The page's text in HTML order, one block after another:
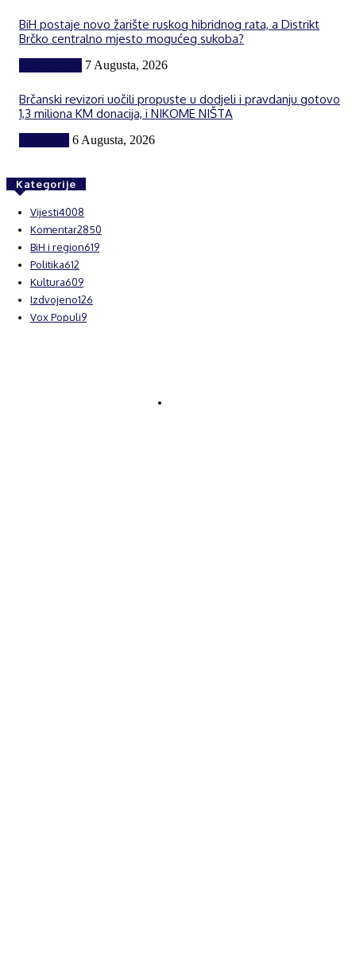
BiH postaje novo žarište ruskog hibridnog rata, a Distrikt
Brčko centralno mjesto mogućeg sukoba?
7 Augusta, 2026
Brčanski revizori uočili propuste u dodjeli i pravdanju gotovo
1,3 miliona KM donacija, i NIKOME NIŠTA
6 Augusta, 2026
Kategorije
Vijesti4008
Komentar2850
BiH i region619
Politika612
Kultura609
Izdvojeno126
Vox Populi9